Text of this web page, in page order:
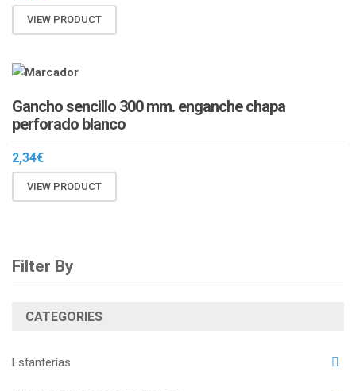
VIEW PRODUCT
Gancho sencillo 300 mm. enganche chapa
perforado blanco
2,34€
VIEW PRODUCT
Filter By
CATEGORIES
Estanterías